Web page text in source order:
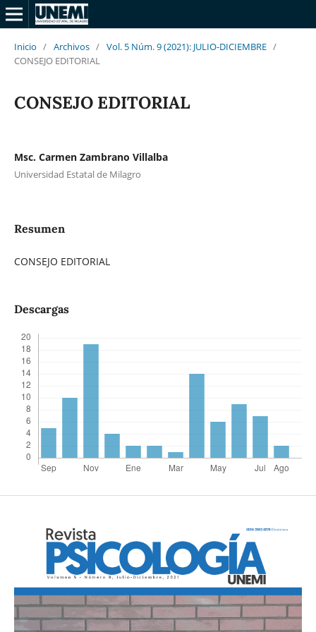
Inicio / Archivos / Vol. 5 Núm. 9 (2021): JULIO-DICIEMBRE /
CONSEJO EDITORIAL
CONSEJO EDITORIAL
Msc. Carmen Zambrano Villalba
Universidad Estatal de Milagro
Resumen
CONSEJO EDITORIAL
Descargas